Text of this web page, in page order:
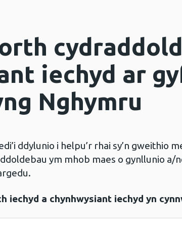
iechyd ar
Nghymru
ddylunio i helpu’r rhai sy’n gweithio
ym mhob maes o gynllunio a/
iechyd a chynhwysiant iechyd yn